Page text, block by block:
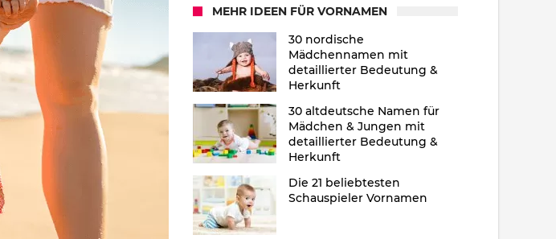
MEHR IDEEN FÜR VORNAMEN
30 nordische
Mädchennamen mit
detaillierter Bedeutung &
Herkunft
30 altdeutsche Namen für
Mädchen & Jungen mit
detaillierter Bedeutung &
Herkunft
Die 21 beliebtesten
Schauspieler Vornamen